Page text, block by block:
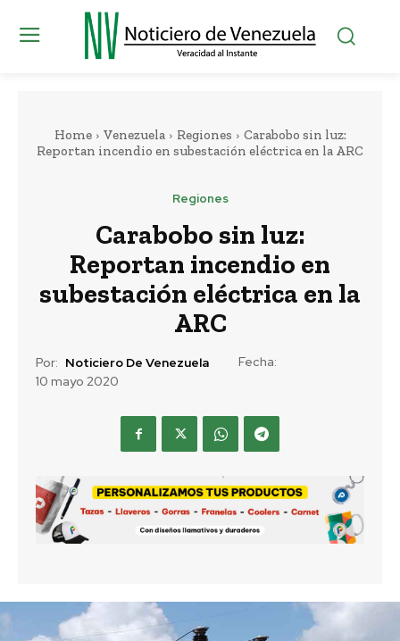
Home Venezuela Regiones
Carabobo sin luz:
Reportan incendio en subestación eléctrica en la ARC
Regiones
Carabobo sin luz:
Reportan incendio en
subestación eléctrica en la
ARC
Por: Noticiero De Venezuela
Fecha:
10 mayo 2020